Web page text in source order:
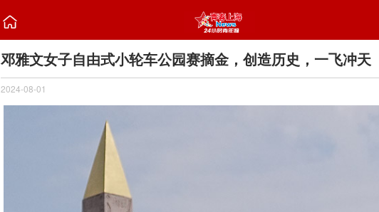

邓雅文女子自由式小轮车公园赛摘金，创造历史，一飞冲天
2024-08-01